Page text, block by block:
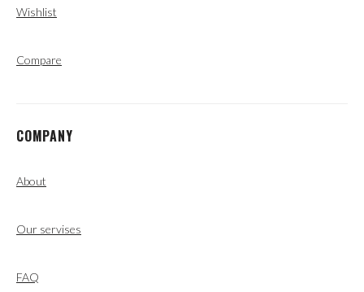
Wishlist
Compare
COMPANY
About
Our servises
FAQ